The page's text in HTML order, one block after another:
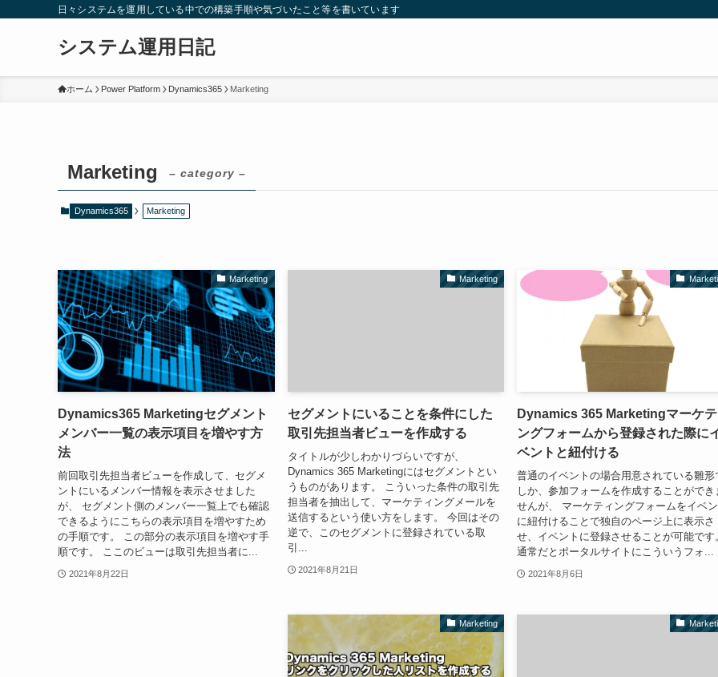
日々システムを運用している中での構築手順や気づいたこと等を書いています
システム運用日記
ホーム Power Platform Dynamics365 Marketing
Marketing – category –
Dynamics365 Marketing
Marketing
Dynamics365 Marketingセグメント
メンバー一覧の表示項目を増やす方
法
前回取引先担当者ビューを作成して、セグメ
ントにいるメンバー情報を表示させました
が、 セグメント側のメンバー一覧上でも確認
できるようにこちらの表示項目を増やすため
の手順です。 この部分の表示項目を増やす手
順です。 ここのビューは取引先担当者に...
2021年8月22日
Marketing
セグメントにいることを条件にした
取引先担当者ビューを作成する
タイトルが少しわかりづらいですが、
Dynamics 365 Marketingにはセグメントとい
うものがあります。 こういった条件の取引先
担当者を抽出して、マーケティングメールを
送信するという使い方をします。 今回はその
逆で、このセグメントに登録されている取
引...
2021年8月21日
Dynamics 365 Marketingマーケテ
ングフォームから登録された際に
ベントと紐付ける
普通のイベントの場合用意されている雛形
しか、参加フォームを作成することができ
せんが、 マーケティングフォームをイベン
に紐付けることで独自のページ上に表示さ
せ、イベントに登録させることが可能です
通常だとポータルサイトにこういうフォ...
2021年8月6日
Marketing